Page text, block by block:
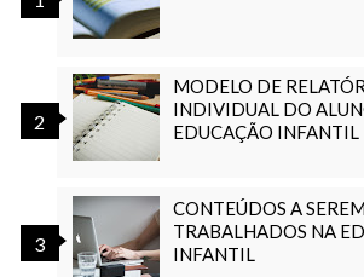
MODELO DE
INDIVIDUAL DO
EDUCAÇÃO INFANTIL
CONTEÚDOS A
TRABALHADOS NA
INFANTIL